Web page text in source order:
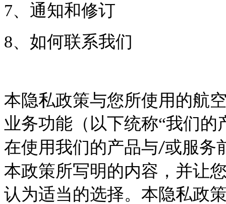
7、通知和修订
8、如何联系我们
本隐私政策与您所使用的航
业务功能（以下统称“我们的
在使用我们的产品与/或服务
本政策所写明的内容，并让
认为适当的选择。本隐私政